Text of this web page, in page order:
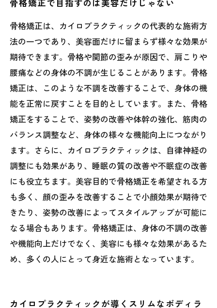
骨格矯正で目指すのは美容だけじゃない
骨格矯正は、カイロプラクティックの代表的な施術方
法の一つであり、美容面だけに留まらず様々な効果が
期待できます。骨格や関節の歪みが原因で、肩こりや
腰痛などの身体の不調が生じることがあります。骨格
矯正は、このような不調を改善することで、身体の機
能を正常に戻すことを目的としています。また、骨格
矯正をすることで、姿勢の改善や体幹の強化、筋肉の
バランス調整など、身体の様々な機能向上につながり
ます。さらに、カイロプラクティックは、自律神経の
調整にも効果があり、睡眠の質の改善や不眠症の改善
にも役立ちます。美容目的で骨格矯正を希望される方
も多く、顔の歪みを改善することで小顔効果が期待で
きたり、姿勢の改善によってスタイルアップが可能に
なる場合もあります。骨格矯正は、身体の不調の改善
や機能向上だけでなく、美容にも様々な効果があるた
め、多くの人にとって身近な施術となっています。
カイロプラクティックが導くスリムなボディラ